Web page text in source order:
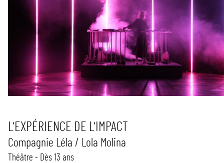
L'EXPÉRIENCE DE L'IMPACT
Compagnie Léla / Lola Molina
Théâtre - Dès 13 ans